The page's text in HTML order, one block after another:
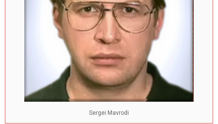
Sergei Mavrodi